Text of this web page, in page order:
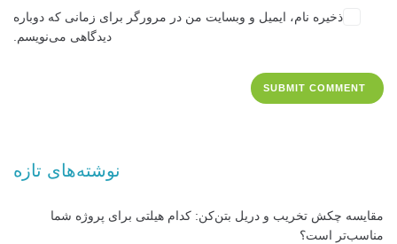
ذخیره نام، ایمیل و وبسایت من در مرورگر برای زمانی که دوباره
دیدگاهی می‌نویسم.
نوشته‌های تازه
مقایسه چکش تخریب و دریل بتن‌کن: کدام هیلتی برای پروژه شما
مناسب‌تر است؟